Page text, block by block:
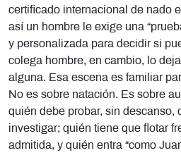
certificado internacional de nado
así un hombre le exige una
y personalizada para decidir si
colega hombre, en cambio, lo
alguna. Esa escena es familiar
No es sobre natación. Es sobre
quién debe probar, sin descanso,
investigar; quién tiene que flotar
admitida, y quién entra “como